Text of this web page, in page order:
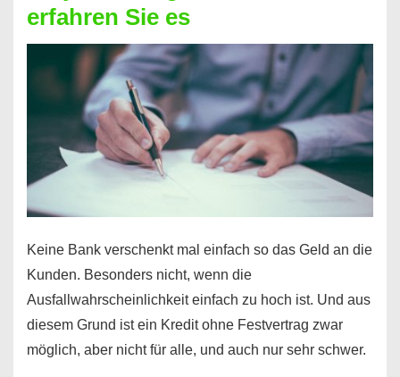
nicht
nur
für
Handy
möglich!
erfahren Sie es
Keine Bank verschenkt mal einfach so das Geld an die
Kunden. Besonders nicht, wenn die
Ausfallwahrscheinlichkeit einfach zu hoch ist. Und aus
diesem Grund ist ein Kredit ohne Festvertrag zwar
möglich, aber nicht für alle, und auch nur sehr schwer.